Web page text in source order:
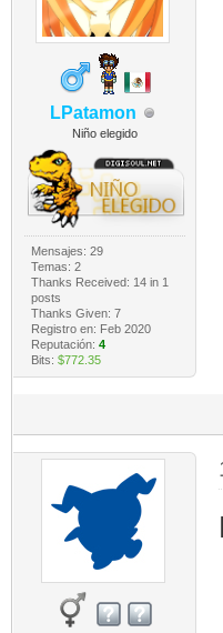
LPatamon
Niño elegido
Mensajes: 29
Temas: 2
Thanks Received: 14in 1
posts
Thanks Given: 7
Registro en: Feb 2020
Reputación: 4
Bits: $772.35